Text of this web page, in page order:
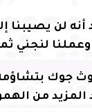
لن يصيبنا إلا
لنجني
جوك
من